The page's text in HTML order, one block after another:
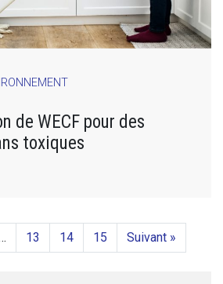
de WECF pour des
toxiques
… 13 14 15 Suivant »